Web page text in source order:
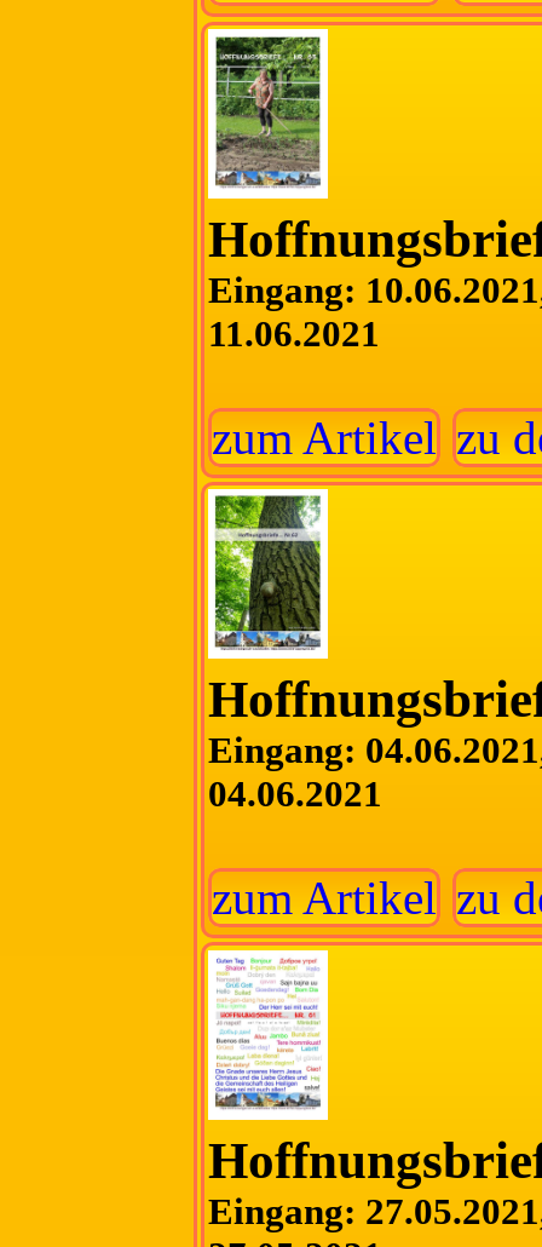
Eingang:
11.06.2021
zum Artikel zu
Eingang:
04.06.2021
zum Artikel zu
Eingang: